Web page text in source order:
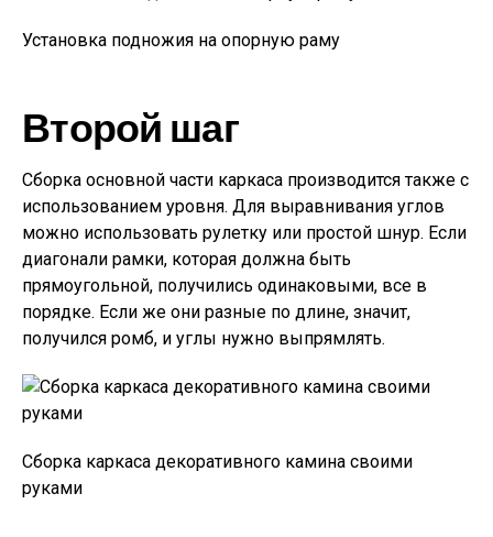
Установка подножия на опорную раму
Второй шаг
Сборка основной части каркаса производится также с
использованием уровня. Для выравнивания углов
можно использовать рулетку или простой шнур. Если
диагонали рамки, которая должна быть
прямоугольной, получились одинаковыми, все в
порядке. Если же они разные по длине, значит,
получился ромб, и углы нужно выпрямлять.
Сборка каркаса декоративного камина своими
руками